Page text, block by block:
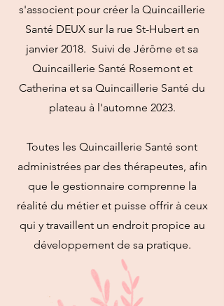
s'associent pour créer la Quincaillerie
Santé DEUX sur la rue St-Hubert en
janvier 2018. Suivi de Jérôme et sa
Quincaillerie Santé Rosemont et
Catherina et sa Quincaillerie Santé du
plateau à l'automne 2023.
Toutes les Quincaillerie Santé sont
administrées par des thérapeutes, afin
que le gestionnaire comprenne la
réalité du métier et puisse offrir à ceux
qui y travaillent un endroit propice au
développement de sa pratique.